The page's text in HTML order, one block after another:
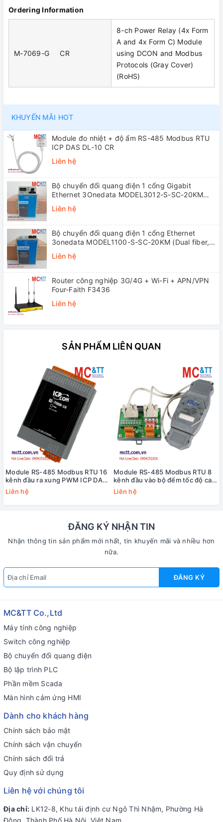
Ordering Information
M-7069-G CR
8-ch Power Relay (4x Form
A and 4x Form C) Module
using DCON and Modbus
Protocols (Gray Cover)
(RoHS)
KHUYẾN MÃI HOT
Module đo nhiệt + độ ẩm RS-485 Modbus RTU
ICP DAS DL-10 CR
Liên hệ
Bộ chuyển đổi quang điện 1 cổng Gigabit
Ethernet 3Onedata MODEL3012-S-SC-20KM
Liên hệ
Bộ chuyển đổi quang điện 1 cổng Ethernet
3onedata MODEL1100-S-SC-20KM (Dual fiber,
Liên hệ
Router công nghiệp 3G/4G + Wi-Fi + APN/VPN
Four-Faith F3436
Liên hệ
SẢN PHẨM LIÊN QUAN
Module RS-485 Modbus RTU 16
kênh đầu ra xung PWM ICP DAS
M-7088-16-G CR
Liên hệ
Module RS-485 Modbus RTU 8
kênh đầu vào bộ đếm tốc độ cao
HSC+8 kênh đầu ra PWM ICP
DAS M-7088D-G/S CR
Liên hệ
ĐĂNG KÝ NHẬN TIN
Nhận thông tin sản phẩm mới nhất, tin khuyến mãi và nhiều hơn
nữa.
ĐĂNG KÝ
MC&TT Co.,Ltd
Máy tính công nghiệp
Switch công nghiệp
Bộ chuyển đổi quang điện
Bộ lập trình PLC
Phần mềm Scada
Màn hình cảm ứng HMI
Dành cho khách hàng
Chính sách bảo mật
Chính sách vận chuyển
Chính sách đổi trả
Quy định sử dụng
Liên hệ với chúng tôi
Địa chỉ: LK12-8, Khu tái định cư Ngô Thì Nhậm, Phường Hà